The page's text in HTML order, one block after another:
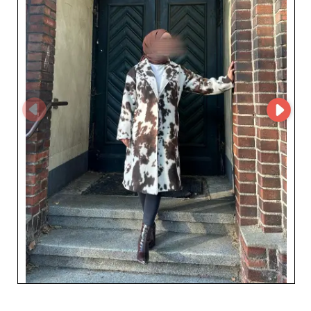
contempo un’eleganza senza tempo capace di
affascinare. Come partner affidabile, Lucky Mode GmbH
offre un servizio clienti esemplare che semplifica la
gestione degli ordini e garantisce un
approvvigionamento senza intoppi. Grazie a una
logistica ottimizzata, puoi contare su consegne rapide e
prodotti sempre disponibili. Cogli questa opportunità
per ampliare la tua offerta e soddisfare anche le clienti
più esigenti. Con Lucky Mode GmbH, combina stile,
affidabilità e successo commerciale.